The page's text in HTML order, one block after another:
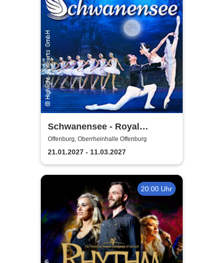
Schwanensee - Royal
Classical Ballet
Offenburg, Oberrheinhalle Offenburg
21.01.2027 - 11.03.2027
20:00 Uhr